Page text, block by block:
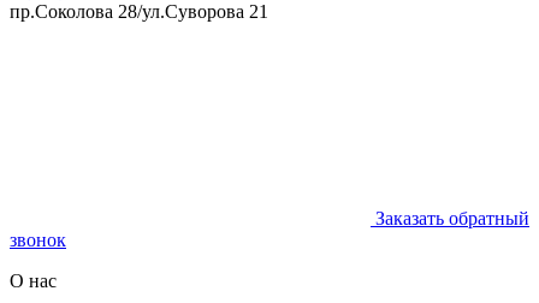
пр.Соколова 28/ул.Суворова 21
Заказать обратный
звонок
О нас